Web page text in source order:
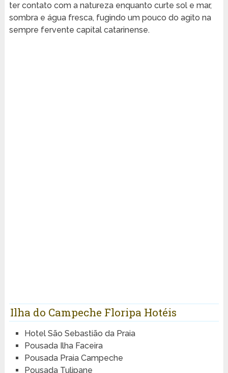
ter contato com a natureza enquanto curte sol e mar,
sombra e água fresca, fugindo um pouco do agito na
sempre fervente capital catarinense.
Ilha do Campeche Floripa Hotéis
Hotel São Sebastião da Praia
Pousada Ilha Faceira
Pousada Praia Campeche
Pousada Tulipane